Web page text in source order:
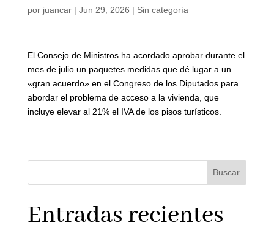
por juancar| Jun 29, 2026 | Sin categoría
El Consejo de Ministros ha acordado aprobar durante el
mes de julio un paquetes medidas que dé lugar a un
«gran acuerdo» en el Congreso de los Diputados para
abordar el problema de acceso a la vivienda, que
incluye elevar al 21% el IVA de los pisos turísticos.
Buscar
Entradas recientes